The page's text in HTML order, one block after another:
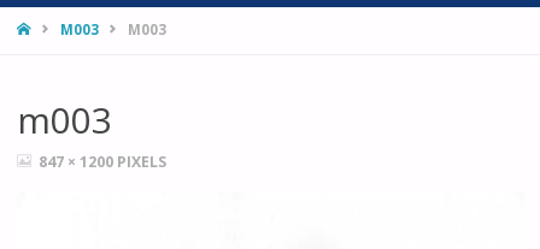
HOMEM003 M003
m003
FULL847 × 1200 PIXELS